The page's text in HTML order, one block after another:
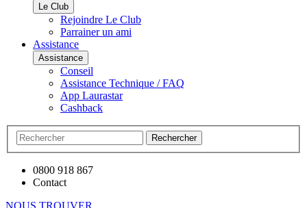
Le Club
Rejoindre Le Club
Parrainer un ami
Assistance
Assistance
Conseil
Assistance Technique / FAQ
App Laurastar
Cashback
Rechercher
0800 918 867
Contact
NOUS TROUVER